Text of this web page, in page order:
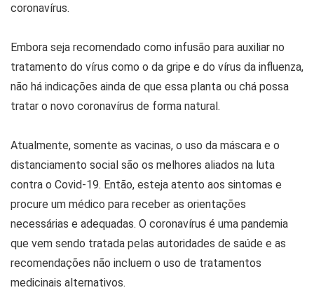
coronavírus.
Embora seja recomendado como infusão para auxiliar no
tratamento do vírus como o da gripe e do vírus da influenza,
não há indicações ainda de que essa planta ou chá possa
tratar o novo coronavírus de forma natural.
Atualmente, somente as vacinas, o uso da máscara e o
distanciamento social são os melhores aliados na luta
contra o Covid-19. Então, esteja atento aos sintomas e
procure um médico para receber as orientações
necessárias e adequadas. O coronavírus é uma pandemia
que vem sendo tratada pelas autoridades de saúde e as
recomendações não incluem o uso de tratamentos
medicinais alternativos.